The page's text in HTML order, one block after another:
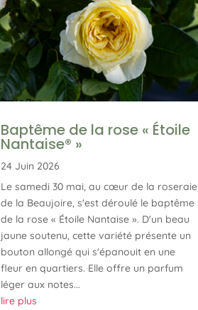
Baptême de la rose « Étoile
Nantaise® »
24 Juin 2026
Le samedi 30 mai, au cœur de la roseraie
de la Beaujoire, s'est déroulé le baptême
de la rose « Étoile Nantaise ». D'un beau
jaune soutenu, cette variété présente un
bouton allongé qui s'épanouit en une
fleur en quartiers. Elle offre un parfum
léger aux notes...
lire plus